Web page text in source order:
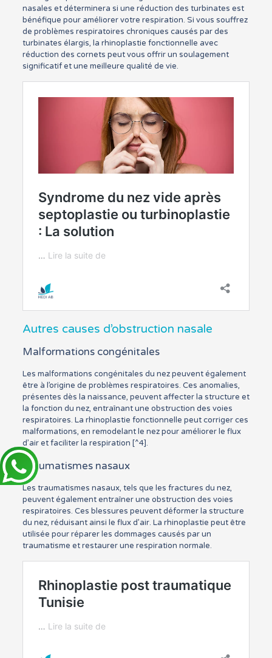
nasales et déterminera si une réduction des turbinates est
bénéfique pour améliorer votre respiration. Si vous souffrez
de problèmes respiratoires chroniques causés par des
turbinates élargis, la rhinoplastie fonctionnelle avec
réduction des cornets peut vous offrir un soulagement
significatif et une meilleure qualité de vie.
Autres causes d’obstruction nasale
Malformations congénitales
Les malformations congénitales du nez peuvent également
être à l’origine de problèmes respiratoires. Ces anomalies,
présentes dès la naissance, peuvent affecter la structure et
la fonction du nez, entraînant une obstruction des voies
respiratoires. La rhinoplastie fonctionnelle peut corriger ces
malformations, en remodelant le nez pour améliorer le flux
d’air et faciliter la respiration [^4].
Traumatismes nasaux
Les traumatismes nasaux, tels que les fractures du nez,
peuvent également entraîner une obstruction des voies
respiratoires. Ces blessures peuvent déformer la structure
du nez, réduisant ainsi le flux d’air. La rhinoplastie peut être
utilisée pour réparer les dommages causés par un
traumatisme et restaurer une respiration normale.